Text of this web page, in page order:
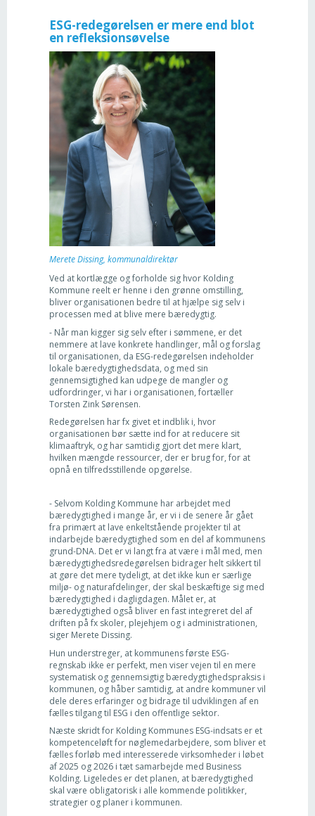
ESG-redegørelsen er mere end blot
en refleksionsøvelse
Merete Dissing, kommunaldirektør
Ved at kortlægge og forholde sig hvor Kolding
Kommune reelt er henne i den grønne omstilling,
bliver organisationen bedre til at hjælpe sig selv i
processen med at blive mere bæredygtig.
- Når man kigger sig selv efter i sømmene, er det
nemmere at lave konkrete handlinger, mål og forslag
til organisationen, da ESG-redegørelsen indeholder
lokale bæredygtighedsdata, og med sin
gennemsigtighed kan udpege de mangler og
udfordringer, vi har i organisationen, fortæller
Torsten Zink Sørensen.
Redegørelsen har fx givet et indblik i, hvor
organisationen bør sætte ind for at reducere sit
klimaaftryk, og har samtidig gjort det mere klart,
hvilken mængde ressourcer, der er brug for, for at
opnå en tilfredsstillende opgørelse.
- Selvom Kolding Kommune har arbejdet med
bæredygtighed i mange år, er vi i de senere år gået
fra primært at lave enkeltstående projekter til at
indarbejde bæredygtighed som en del af kommunens
grund-DNA. Det er vi langt fra at være i mål med, men
bæredygtighedsredegørelsen bidrager helt sikkert til
at gøre det mere tydeligt, at det ikke kun er særlige
miljø- og naturafdelinger, der skal beskæftige sig med
bæredygtighed i dagligdagen. Målet er, at
bæredygtighed også bliver en fast integreret del af
driften på fx skoler, plejehjem og i administrationen,
siger Merete Dissing.
Hun understreger, at kommunens første ESG-
regnskab ikke er perfekt, men viser vejen til en mere
systematisk og gennemsigtig bæredygtighedspraksis i
kommunen, og håber samtidig, at andre kommuner vil
dele deres erfaringer og bidrage til udviklingen af en
fælles tilgang til ESG i den offentlige sektor.
Næste skridt for Kolding Kommunes ESG-indsats er et
kompetenceløft for nøglemedarbejdere, som bliver et
fælles forløb med interesserede virksomheder i løbet
af 2025 og 2026 i tæt samarbejde med Business
Kolding. Ligeledes er det planen, at bæredygtighed
skal være obligatorisk i alle kommende politikker,
strategier og planer i kommunen.